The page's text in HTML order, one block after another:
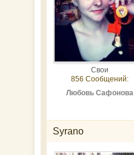
Свои
856 Сообщений:
Любовь Сафонова
Syrano